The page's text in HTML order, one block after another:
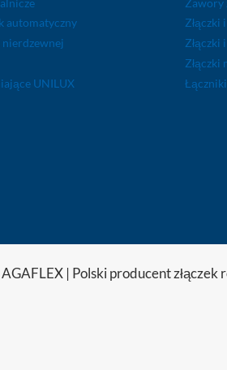
automatyczny
nierdzewnej
UNILUX
Złączki
Złączki
Złączki
| Polski producent